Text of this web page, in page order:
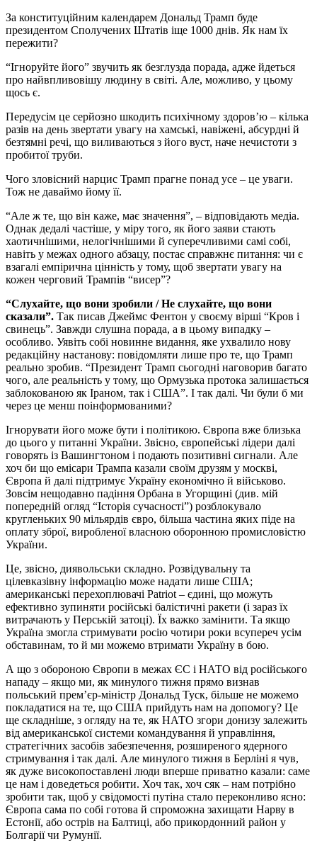
За конституційним календарем Дональд Трамп буде
президентом Сполучених Штатів іще 1000 днів. Як нам їх
пережити?
“Ігноруйте його” звучить як безглузда порада, адже йдеться
про найвпливовішу людину в світі. Але, можливо, у цьому
щось є.
Передусім це серйозно шкодить психічному здоров’ю – кілька
разів на день звертати увагу на хамські, навіжені, абсурдні й
безтямні речі, що виливаються з його вуст, наче нечистоти з
пробитої труби.
Чого зловісний нарцис Трамп прагне понад усе – це уваги.
Тож не даваймо йому її.
“Але ж те, що він каже, має значення”, – відповідають медіа.
Однак дедалі частіше, у міру того, як його заяви стають
хаотичнішими, нелогічнішими й суперечливими самі собі,
навіть у межах одного абзацу, постає справжнє питання: чи є
взагалі емпірична цінність у тому, щоб звертати увагу на
кожен черговий Трампів “висер”?
“Слухайте, що вони зробили / Не слухайте, що вони
сказали”. Так писав Джеймс Фентон у своєму вірші “Кров і
свинець”. Завжди слушна порада, а в цьому випадку –
особливо. Уявіть собі новинне видання, яке ухвалило нову
редакційну настанову: повідомляти лише про те, що Трамп
реально зробив. “Президент Трамп сьогодні наговорив багато
чого, але реальність у тому, що Ормузька протока залишається
заблокованою як Іраном, так і США”. І так далі. Чи були б ми
через це менш поінформованими?
Ігнорувати його може бути і політикою. Європа вже близька
до цього у питанні України. Звісно, європейські лідери далі
говорять із Вашингтоном і подають позитивні сигнали. Але
хоч би що емісари Трампа казали своїм друзям у москві,
Європа й далі підтримує Україну економічно й військово.
Зовсім нещодавно падіння Орбана в Угорщині (див. мій
попередній огляд “Історія сучасності”) розблокувало
кругленьких 90 мільярдів євро, більша частина яких піде на
оплату зброї, виробленої власною оборонною промисловістю
України.
Це, звісно, диявольськи складно. Розвідувальну та
цілевказівну інформацію може надати лише США;
американські перехоплювачі Patriot – єдині, що можуть
ефективно зупиняти російські балістичні ракети (і зараз їх
витрачають у Перській затоці). Їх важко замінити. Та якщо
Україна змогла стримувати росію чотири роки всупереч усім
обставинам, то й ми можемо втримати Україну в бою.
А що з обороною Європи в межах ЄС і НАТО від російського
нападу – якщо ми, як минулого тижня прямо визнав
польський прем’єр-міністр Дональд Туск, більше не можемо
покладатися на те, що США прийдуть нам на допомогу? Це
ще складніше, з огляду на те, як НАТО згори донизу залежить
від американської системи командування й управління,
стратегічних засобів забезпечення, розширеного ядерного
стримування і так далі. Але минулого тижня в Берліні я чув,
як дуже високопоставлені люди вперше приватно казали: саме
це нам і доведеться робити. Хоч так, хоч сяк – нам потрібно
зробити так, щоб у свідомості путіна стало переконливо ясно:
Європа сама по собі готова й спроможна захищати Нарву в
Естонії, або острів на Балтиці, або прикордонний район у
Болгарії чи Румунії.